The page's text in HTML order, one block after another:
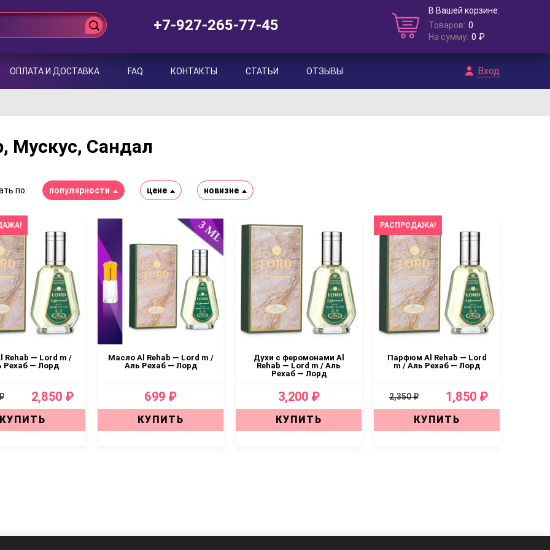
+7-927-265-77-45
В Вашей корзине:
Товаров: 0
На сумму: 0 ₽
ОПЛАТА И ДОСТАВКА FAQ КОНТАКТЫ СТАТЬИ ОТЗЫВЫ Вход
Мускус, Сандал
по: популярности цене новизне
Rehab — Lord m /
Рехаб — Лорд
2,850 ₽
КУПИТЬ
Масло Al Rehab — Lord m /
Аль Рехаб — Лорд
699 ₽
КУПИТЬ
Духи с феромонами Al
Rehab — Lord m / Аль
Рехаб — Лорд
3,200 ₽
КУПИТЬ
РАСПРОДАЖА!
Парфюм Al Rehab — Lord
m / Аль Рехаб — Лорд
2,350 ₽ 1,850 ₽
КУПИТЬ